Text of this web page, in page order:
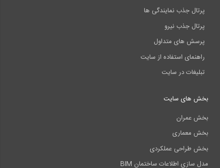
پرتال جذب نمایندگی ها
پرتال جذب نیرو
پرسش های متداول
راهنمای استفاده از سایت
تبلیغات در سایت
بخش های سایت
بخش عمران
بخش معماری
بخش طراحی عملکردی
مدل سازی اطلاعات ساختمان BIM